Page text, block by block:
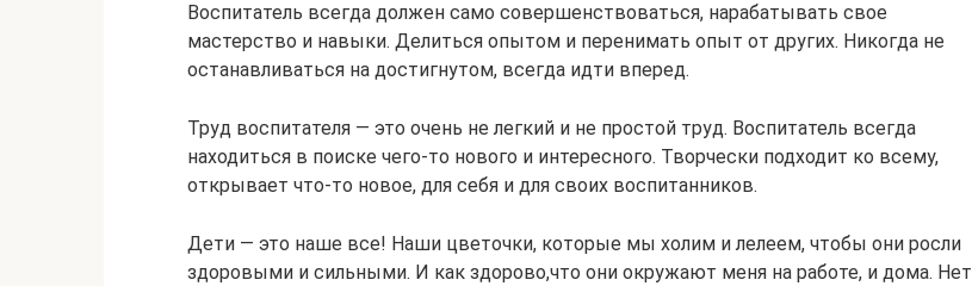
Воспитатель всегда должен само совершенствоваться, нарабатывать свое
мастерство и навыки. Делиться опытом и перенимать опыт от других. Никогда не
останавливаться на достигнутом, всегда идти вперед.
Труд воспитателя — это очень не легкий и не простой труд. Воспитатель всегда
находиться в поиске чего-то нового и интересного. Творчески подходит ко всему,
открывает что-то новое, для себя и для своих воспитанников.
Дети — это наше все! Наши цветочки, которые мы холим и лелеем, чтобы они росли
здоровыми и сильными. И как здорово,что они окружают меня на работе, и дома. Нет